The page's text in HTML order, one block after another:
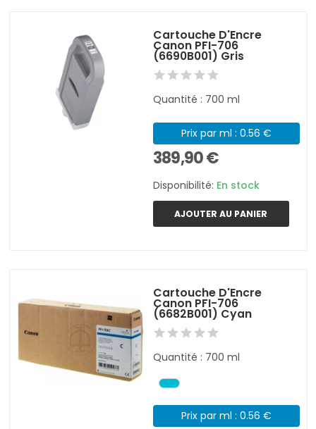
Cartouche D'Encre
Canon PFI-706
(6690B001) Gris
Quantité : 700 ml
Prix par ml : 0.56 €
389,90 €
Disponibilité: En stock
AJOUTER AU PANIER
Cartouche D'Encre
Canon PFI-706
(6682B001) Cyan
Quantité : 700 ml
Prix par ml : 0.56 €